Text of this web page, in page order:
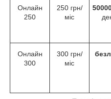
Онлайн
250
250 грн/
міс
Онлайн
300
300 грн/
міс